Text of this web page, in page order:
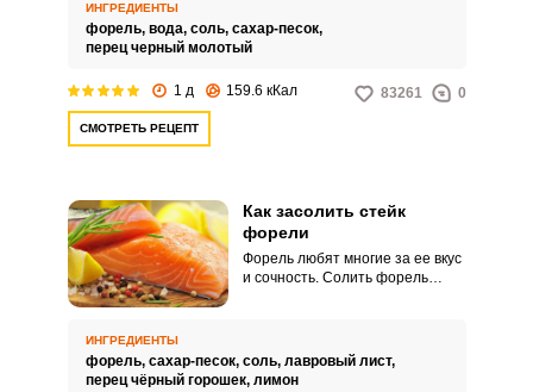
ИНГРЕДИЕНТЫ
форель, вода, соль, сахар-песок,
перец черный молотый
1 д 159.6 кКал 83261 0
СМОТРЕТЬ РЕЦЕПТ
Как засолить стейк
форели
Форель любят многие за ее вкус
и сочность. Солить форель
ИНГРЕДИЕНТЫ
форель, сахар-песок, соль, лавровый лист,
перец чёрный горошек, лимон